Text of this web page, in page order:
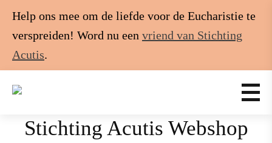
Help ons mee om de liefde voor de Eucharistie te
verspreiden! Word nu een vriend van Stichting
Acutis.
Stichting Acutis Webshop